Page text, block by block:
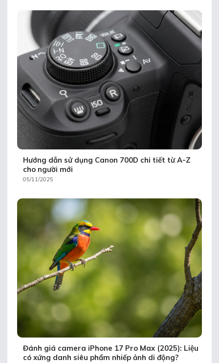
Hướng dẫn sử dụng Canon 700D chi tiết từ A-Z
cho người mới
05/11/2025
Đánh giá camera iPhone 17 Pro Max (2025): Liệu
có xứng danh siêu phẩm nhiếp ảnh di động?